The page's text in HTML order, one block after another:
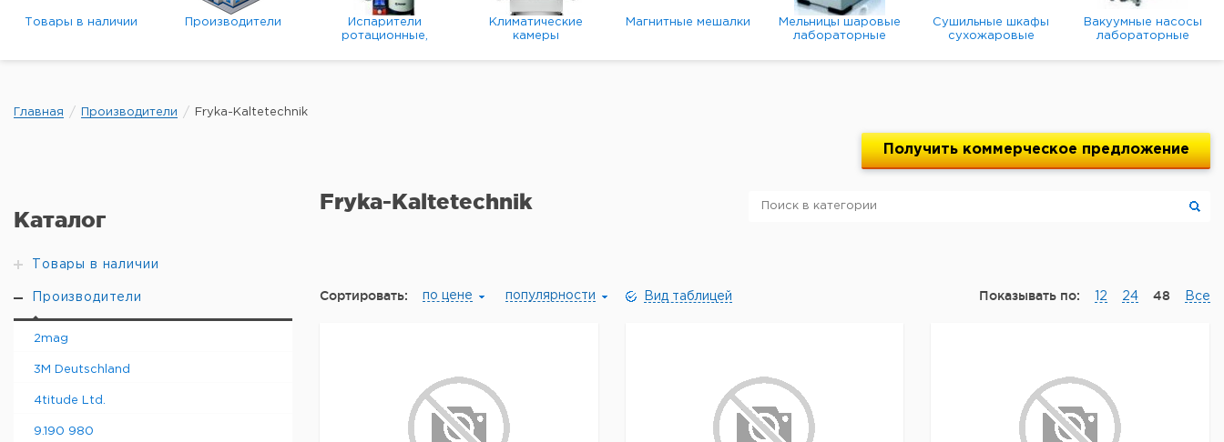
Товары в наличии Производители
Испарители
ротационные,
вакуумные
Климатические
камеры
Магнитные мешалки
Мельницы шаровые
лабораторные
Сушильные шкафы
сухожаровые
Вакуумные насосы
лабораторные
мембранные
Главная Производители Fryka-Kaltetechnik
Получить коммерческое предложение
Каталог
Товары в наличии
Производители
2mag
3M Deutschland
4titude Ltd.
9.190 980
Fryka-Kaltetechnik
Сортировать: по цене популярности Вид таблицей Показывать по: 12 24 48 Все